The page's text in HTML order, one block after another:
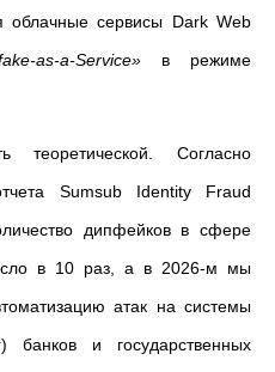
облачные сервисы Dark Web
as-a-Service» в режиме
теоретической. Согласно
Sumsub Identity Fraud
дипфейков в сфере
в 10 раз, а в 2026-м мы
атак на системы
и государственных